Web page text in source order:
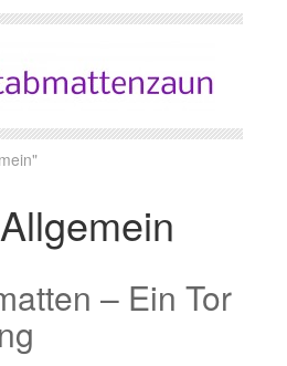
Allgemein
– Ein Tor